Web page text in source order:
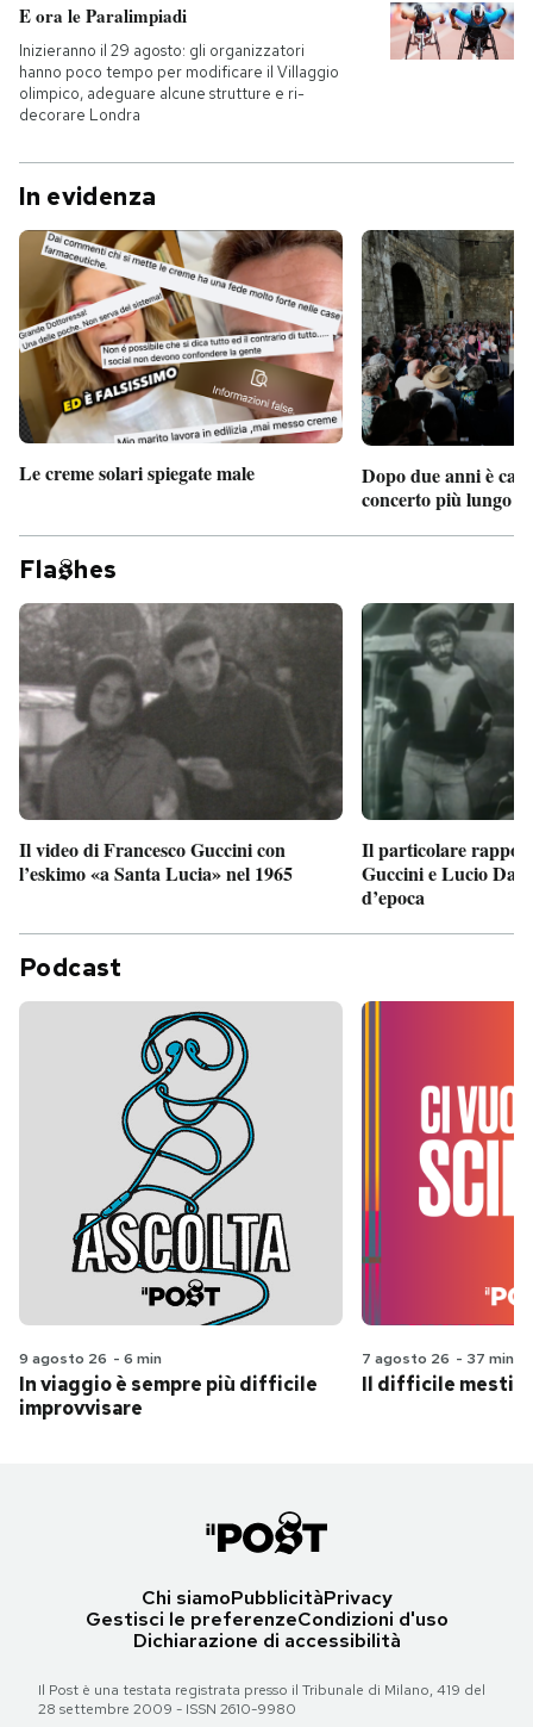
E ora le Paralimpiadi
Inizieranno il 29 agosto: gli organizzatori
hanno poco tempo per modificare il Villaggio
olimpico, adeguare alcune strutture e ri-
decorare Londra
In evidenza
Le creme solari spiegate male
Dopo due anni è
concerto più lungo
Fla hes
Il video di Francesco Guccini con
l’eskimo «a Santa Lucia» nel 1965
Il particolare
Guccini e Lucio
d’epoca
Podcast
9 agosto 26 - 6 min
In viaggio è sempre più difficile
improvvisare
7 agosto 26 - 37 min
Il difficile
Chi siamoPubblicitàPrivacy
Gestisci le preferenzeCondizioni d'uso
Dichiarazione di accessibilità
Il Post è una testata registrata presso il Tribunale di Milano, 419 del
28 settembre 2009 - ISSN 2610-9980